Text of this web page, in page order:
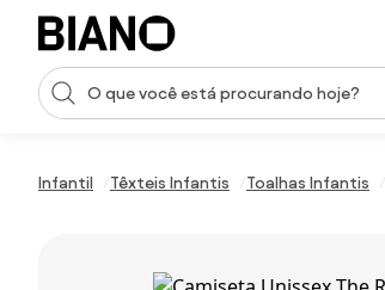
Saltar para o conteúdo
Entrada de pesquisa
Infantil Têxteis Infantis Toalhas Infantis